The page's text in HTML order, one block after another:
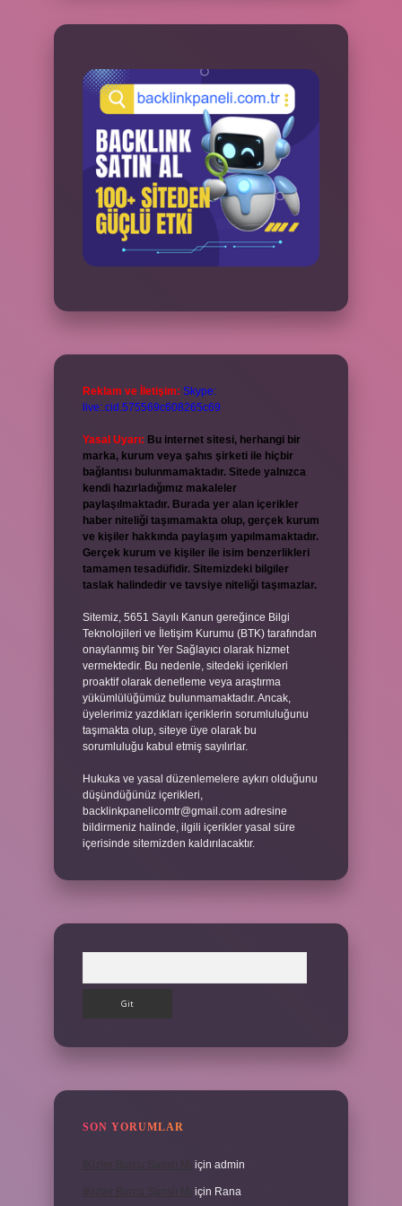
Reklam ve İletişim: Skype:
live:.cid.575569c608265c69
Yasal Uyarı: Bu internet sitesi, herhangi bir
marka, kurum veya şahıs şirketi ile hiçbir
bağlantısı bulunmamaktadır. Sitede yalnızca
kendi hazırladığımız makaleler
paylaşılmaktadır. Burada yer alan içerikler
haber niteliği taşımamakta olup, gerçek kurum
ve kişiler hakkında paylaşım yapılmamaktadır.
Gerçek kurum ve kişiler ile isim benzerlikleri
tamamen tesadüfidir. Sitemizdeki bilgiler
taslak halindedir ve tavsiye niteliği taşımazlar.
Sitemiz, 5651 Sayılı Kanun gereğince Bilgi
Teknolojileri ve İletişim Kurumu (BTK) tarafından
onaylanmış bir Yer Sağlayıcı olarak hizmet
vermektedir. Bu nedenle, sitedeki içerikleri
proaktif olarak denetleme veya araştırma
yükümlülüğümüz bulunmamaktadır. Ancak,
üyelerimiz yazdıkları içeriklerin sorumluluğunu
taşımakta olup, siteye üye olarak bu
sorumluluğu kabul etmiş sayılırlar.
Hukuka ve yasal düzenlemelere aykırı olduğunu
düşündüğünüz içerikleri,
backlinkpanelicomtr@gmail.com adresine
bildirmeniz halinde, ilgili içerikler yasal süre
içerisinde sitemizden kaldırılacaktır.
SON YORUMLAR
için admin
için Rana